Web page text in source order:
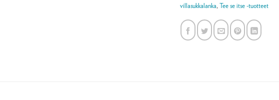
villasukkalanka, Tee se itse -tuotteet